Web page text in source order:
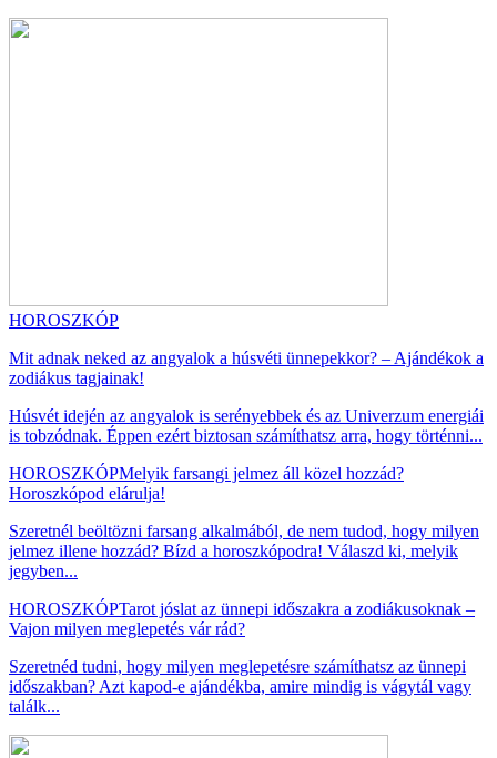
HOROSZKÓP
Mit adnak neked az angyalok a húsvéti ünnepekkor? – Ajándékok a
zodiákus tagjainak!
Húsvét idején az angyalok is serényebbek és az Univerzum energiái
is tobzódnak. Éppen ezért biztosan számíthatsz arra, hogy történni...
HOROSZKÓPMelyik farsangi jelmez áll közel hozzád?
Horoszkópod elárulja!
Szeretnél beöltözni farsang alkalmából, de nem tudod, hogy milyen
jelmez illene hozzád? Bízd a horoszkópodra! Válaszd ki, melyik
jegyben...
HOROSZKÓPTarot jóslat az ünnepi időszakra a zodiákusoknak –
Vajon milyen meglepetés vár rád?
Szeretnéd tudni, hogy milyen meglepetésre számíthatsz az ünnepi
időszakban? Azt kapod-e ajándékba, amire mindig is vágytál vagy
találk...